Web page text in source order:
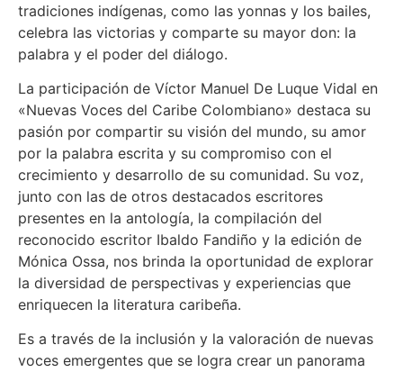
tradiciones indígenas, como las yonnas y los bailes,
celebra las victorias y comparte su mayor don: la
palabra y el poder del diálogo.
La participación de Víctor Manuel De Luque Vidal en
«Nuevas Voces del Caribe Colombiano» destaca su
pasión por compartir su visión del mundo, su amor
por la palabra escrita y su compromiso con el
crecimiento y desarrollo de su comunidad. Su voz,
junto con las de otros destacados escritores
presentes en la antología, la compilación del
reconocido escritor Ibaldo Fandiño y la edición de
Mónica Ossa, nos brinda la oportunidad de explorar
la diversidad de perspectivas y experiencias que
enriquecen la literatura caribeña.
Es a través de la inclusión y la valoración de nuevas
voces emergentes que se logra crear un panorama